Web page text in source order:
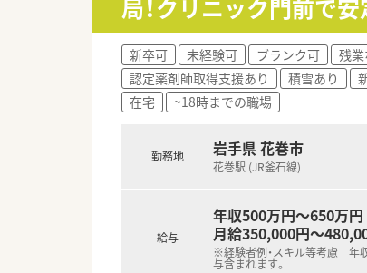
局！クリニック門前で
新卒可 未経験可 ブランク可 残
認定薬剤師取得支援あり
積雪あり
在宅
~18時までの職場
勤務地 岩手県 花巻市
花巻駅 (JR釜石線)
給与
年収500万円～650万円
月給350,000円～
※経験者例・スキル等考慮 年
与含まれます。